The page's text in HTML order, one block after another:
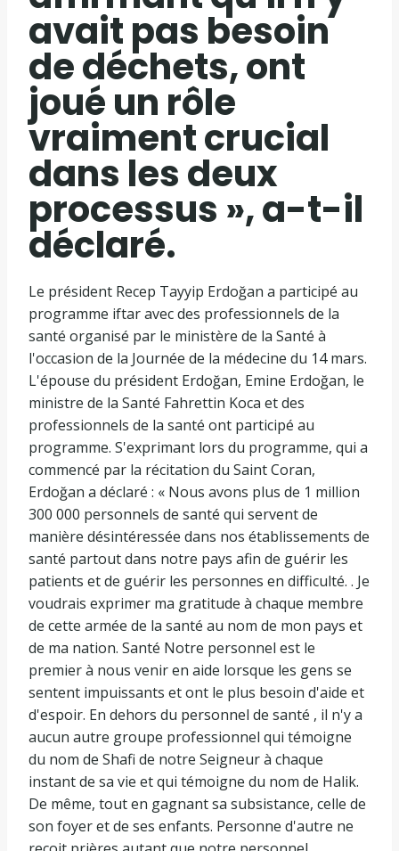
avait pas besoin
de déchets, ont
joué un rôle
vraiment crucial
dans les deux
processus », a-t-il
déclaré.
Le président Recep Tayyip Erdoğan a participé au
programme iftar avec des professionnels de la
santé organisé par le ministère de la Santé à
l'occasion de la Journée de la médecine du 14 mars.
L'épouse du président Erdoğan, Emine Erdoğan, le
ministre de la Santé Fahrettin Koca et des
professionnels de la santé ont participé au
programme. S'exprimant lors du programme, qui a
commencé par la récitation du Saint Coran,
Erdoğan a déclaré : « Nous avons plus de 1 million
300 000 personnels de santé qui servent de
manière désintéressée dans nos établissements de
santé partout dans notre pays afin de guérir les
patients et de guérir les personnes en difficulté. . Je
voudrais exprimer ma gratitude à chaque membre
de cette armée de la santé au nom de mon pays et
de ma nation. Santé Notre personnel est le
premier à nous venir en aide lorsque les gens se
sentent impuissants et ont le plus besoin d'aide et
d'espoir. En dehors du personnel de santé , il n'y a
aucun autre groupe professionnel qui témoigne
du nom de Shafi de notre Seigneur à chaque
instant de sa vie et qui témoigne du nom de Halik.
De même, tout en gagnant sa subsistance, celle de
son foyer et de ses enfants. Personne d'autre ne